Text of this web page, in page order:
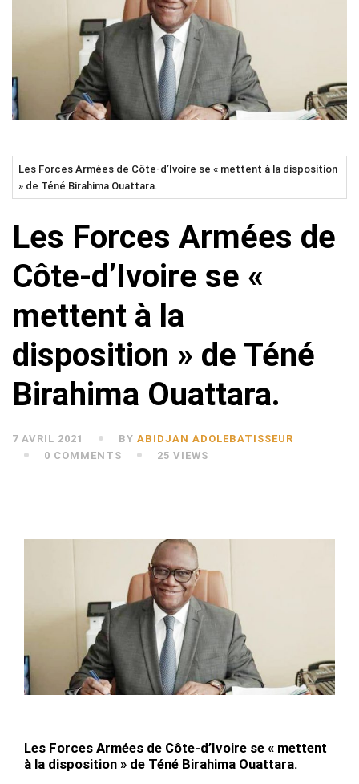
Les Forces Armées de Côte-d’Ivoire se « mettent à la disposition
» de Téné Birahima Ouattara.
Les Forces Armées de
Côte-d’Ivoire se «
mettent à la
disposition » de Téné
Birahima Ouattara.
7 AVRIL 2021 BY ABIDJAN ADOLEBATISSEUR
0 COMMENTS
25 VIEWS
Les Forces Armées de Côte-d’Ivoire se « mettent
à la disposition » de Téné Birahima Ouattara.